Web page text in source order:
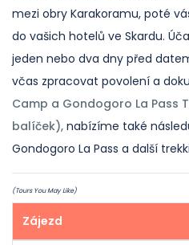
mezi obry Karakoramu, poté
do vašich hotelů ve Skardu.
jeden nebo dva dny před
včas zpracovat povolení a
Camp a Gondogoro La Pass
balíček), nabízíme také
Gondogoro La Pass a další
(Tours You May Like)
Zájezd